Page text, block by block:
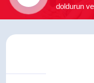
doldurun